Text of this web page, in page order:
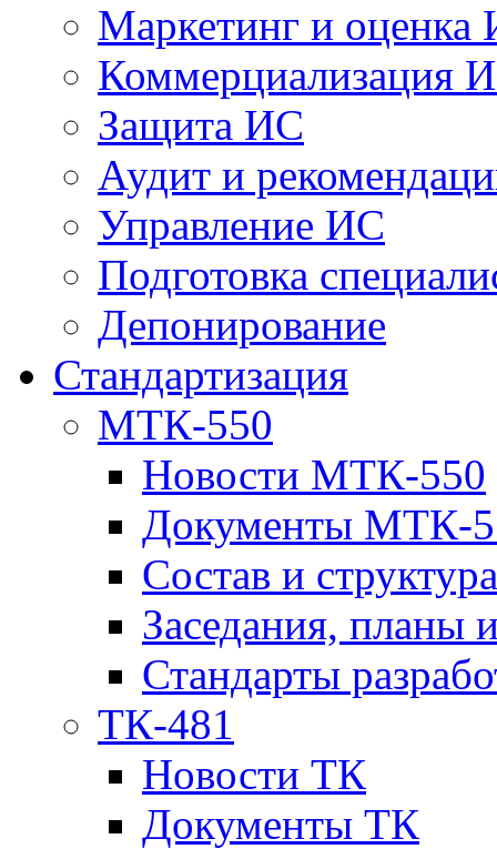
Маркетинг и оценка
Коммерциализация
Защита ИС
Аудит и
Управление ИС
Подготовка
Депонирование
Стандартизация
МТК-550
Новости МТК-550
Документы МТК-
Состав и структура
Заседания, планы
Стандарты
ТК-481
Новости ТК
Документы ТК